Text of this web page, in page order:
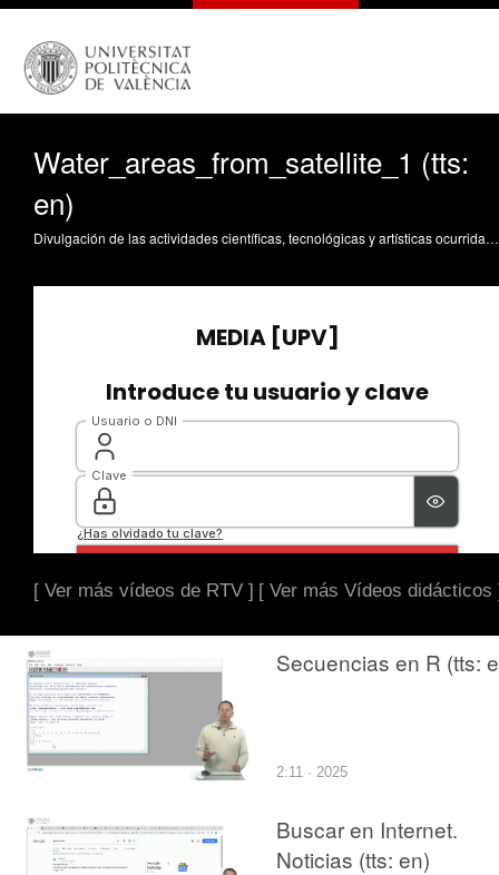
Water_areas_from_satellite_1 (tts:
en)
Divulgación de las actividades científicas, tecnológicas y artísticas ocurridas en los tres campus de la UPV
[ Ver más vídeos de RTV ] [ Ver más Vídeos didácticos
Secuencias en R (tts:
2:11 · 2025
Buscar en Internet.
Noticias (tts: en)